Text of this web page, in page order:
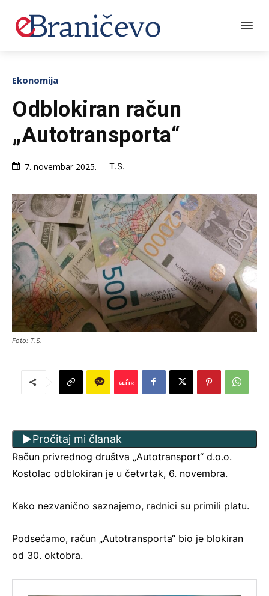
Ekonomija
Odblokiran račun
„Autotransporta“
7. novembar 2025. T.S.
Foto: T.S.
Pročitaj mi članak
Račun privrednog društva „Autotransport“ d.o.o.
Kostolac odblokiran je u četvrtak, 6. novembra.
Kako nezvanično saznajemo, radnici su primili platu.
Podsećamo, račun „Autotransporta“ bio je blokiran
od 30. oktobra.